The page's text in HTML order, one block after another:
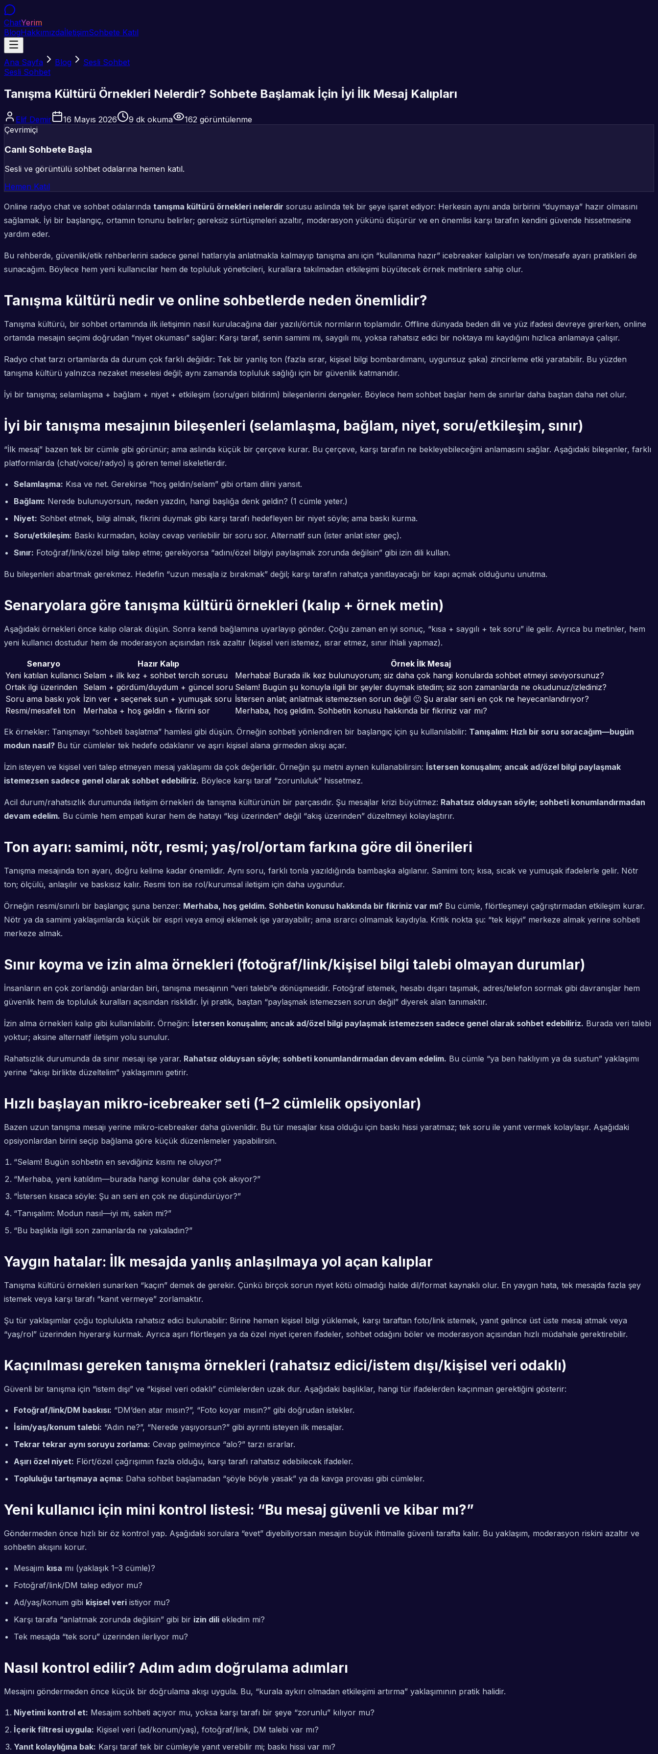
ChatYerim
BlogHakkımızdaİletişimSohbete Katıl
Ana Sayfa Blog
Sesli Sohbet
Sesli Sohbet
Tanışma Kültürü Örnekleri Nelerdir? Sohbete Başlamak İçin İyi İlk Mesaj Kalıpları
Elif Demir 16 Mayıs 2026 9 dk okuma 162 görüntülenme
Çevrimiçi
Canlı Sohbete Başla
Sesli ve görüntülü sohbet odalarına hemen katıl.
Hemen Katıl
Online radyo chat ve sohbet odalarında tanışma kültürü örnekleri nelerdir sorusu aslında tek bir şeye işaret ediyor: Herkesin aynı anda birbirini “duymaya” hazır olmasını
sağlamak. İyi bir başlangıç, ortamın tonunu belirler; gereksiz sürtüşmeleri azaltır, moderasyon yükünü düşürür ve en önemlisi karşı tarafın kendini güvende hissetmesine
yardım eder.
Bu rehberde, güvenlik/etik rehberlerini sadece genel hatlarıyla anlatmakla kalmayıp tanışma anı için “kullanıma hazır” icebreaker kalıpları ve ton/mesafe ayarı pratikleri de
sunacağım. Böylece hem yeni kullanıcılar hem de topluluk yöneticileri, kurallara takılmadan etkileşimi büyütecek örnek metinlere sahip olur.
Tanışma kültürü nedir ve online sohbetlerde neden önemlidir?
Tanışma kültürü, bir sohbet ortamında ilk iletişimin nasıl kurulacağına dair yazılı/örtük normların toplamıdır. Offline dünyada beden dili ve yüz ifadesi devreye girerken, online
ortamda mesajın seçimi doğrudan “niyet okuması” sağlar: Karşı taraf, senin samimi mi, saygılı mı, yoksa rahatsız edici bir noktaya mı kaydığını hızlıca anlamaya çalışır.
Radyo chat tarzı ortamlarda da durum çok farklı değildir: Tek bir yanlış ton (fazla ısrar, kişisel bilgi bombardımanı, uygunsuz şaka) zincirleme etki yaratabilir. Bu yüzden
tanışma kültürü yalnızca nezaket meselesi değil; aynı zamanda topluluk sağlığı için bir güvenlik katmanıdır.
İyi bir tanışma; selamlaşma + bağlam + niyet + etkileşim (soru/geri bildirim) bileşenlerini dengeler. Böylece hem sohbet başlar hem de sınırlar daha baştan daha net olur.
İyi bir tanışma mesajının bileşenleri (selamlaşma, bağlam, niyet, soru/etkileşim, sınır)
“İlk mesaj” bazen tek bir cümle gibi görünür; ama aslında küçük bir çerçeve kurar. Bu çerçeve, karşı tarafın ne bekleyebileceğini anlamasını sağlar. Aşağıdaki bileşenler, farklı
platformlarda (chat/voice/radyo) iş gören temel iskeletlerdir.
Selamlaşma: Kısa ve net. Gerekirse “hoş geldin/selam” gibi ortam dilini yansıt.
Bağlam: Nerede bulunuyorsun, neden yazdın, hangi başlığa denk geldin? (1 cümle yeter.)
Niyet: Sohbet etmek, bilgi almak, fikrini duymak gibi karşı tarafı hedefleyen bir niyet söyle; ama baskı kurma.
Soru/etkileşim: Baskı kurmadan, kolay cevap verilebilir bir soru sor. Alternatif sun (ister anlat ister geç).
Sınır: Fotoğraf/link/özel bilgi talep etme; gerekiyorsa “adını/özel bilgiyi paylaşmak zorunda değilsin” gibi izin dili kullan.
Bu bileşenleri abartmak gerekmez. Hedefin “uzun mesajla iz bırakmak” değil; karşı tarafın rahatça yanıtlayacağı bir kapı açmak olduğunu unutma.
Senaryolara göre tanışma kültürü örnekleri (kalıp + örnek metin)
Aşağıdaki örnekleri önce kalıp olarak düşün. Sonra kendi bağlamına uyarlayıp gönder. Çoğu zaman en iyi sonuç, “kısa + saygılı + tek soru” ile gelir. Ayrıca bu metinler, hem
yeni kullanıcı dostudur hem de moderasyon açısından risk azaltır (kişisel veri istemez, ısrar etmez, sınır ihlali yapmaz).
Senaryo Hazır Kalıp
Örnek İlk Mesaj
Yeni katılan kullanıcı Selam + ilk kez + sohbet tercih sorusu
Merhaba! Burada ilk kez bulunuyorum; siz daha çok hangi konularda sohbet etmeyi seviyorsunuz?
Ortak ilgi üzerinden
Selam + gördüm/duydum + güncel soru Selam! Bugün şu konuyla ilgili bir şeyler duymak istedim; siz son zamanlarda ne okudunuz/izlediniz?
Soru ama baskı yok İzin ver + seçenek sun + yumuşak soru İstersen anlat; anlatmak istemezsen sorun değil 🙂 Şu aralar seni en çok ne heyecanlandırıyor?
Resmi/mesafeli ton
Merhaba + hoş geldin + fikrini sor Merhaba, hoş geldim. Sohbetin konusu hakkında bir fikriniz var mı?
Ek örnekler: Tanışmayı “sohbeti başlatma” hamlesi gibi düşün. Örneğin sohbeti yönlendiren bir başlangıç için şu kullanılabilir: Tanışalım: Hızlı bir soru soracağım—bugün
modun nasıl? Bu tür cümleler tek hedefe odaklanır ve aşırı kişisel alana girmeden akışı açar.
İzin isteyen ve kişisel veri talep etmeyen mesaj yaklaşımı da çok değerlidir. Örneğin şu metni aynen kullanabilirsin: İstersen konuşalım; ancak ad/özel bilgi paylaşmak
istemezsen sadece genel olarak sohbet edebiliriz. Böylece karşı taraf “zorunluluk” hissetmez.
Acil durum/rahatsızlık durumunda iletişim örnekleri de tanışma kültürünün bir parçasıdır. Şu mesajlar krizi büyütmez: Rahatsız olduysan söyle; sohbeti konumlandırmadan
devam edelim. Bu cümle hem empati kurar hem de hatayı “kişi üzerinden” değil “akış üzerinden” düzeltmeyi kolaylaştırır.
Ton ayarı: samimi, nötr, resmi; yaş/rol/ortam farkına göre dil önerileri
Tanışma mesajında ton ayarı, doğru kelime kadar önemlidir. Aynı soru, farklı tonla yazıldığında bambaşka algılanır. Samimi ton; kısa, sıcak ve yumuşak ifadelerle gelir. Nötr
ton; ölçülü, anlaşılır ve baskısız kalır. Resmi ton ise rol/kurumsal iletişim için daha uygundur.
Örneğin resmi/sınırlı bir başlangıç şuna benzer: Merhaba, hoş geldim. Sohbetin konusu hakkında bir fikriniz var mı? Bu cümle, flörtleşmeyi çağrıştırmadan etkileşim kurar.
Nötr ya da samimi yaklaşımlarda küçük bir espri veya emoji eklemek işe yarayabilir; ama ısrarcı olmamak kaydıyla. Kritik nokta şu: “tek kişiyi” merkeze almak yerine sohbeti
merkeze almak.
Sınır koyma ve izin alma örnekleri (fotoğraf/link/kişisel bilgi talebi olmayan durumlar)
İnsanların en çok zorlandığı anlardan biri, tanışma mesajının “veri talebi”e dönüşmesidir. Fotoğraf istemek, hesabı dışarı taşımak, adres/telefon sormak gibi davranışlar hem
güvenlik hem de topluluk kuralları açısından risklidir. İyi pratik, baştan “paylaşmak istemezsen sorun değil” diyerek alan tanımaktır.
İzin alma örnekleri kalıp gibi kullanılabilir. Örneğin: İstersen konuşalım; ancak ad/özel bilgi paylaşmak istemezsen sadece genel olarak sohbet edebiliriz. Burada veri talebi
yoktur; aksine alternatif iletişim yolu sunulur.
Rahatsızlık durumunda da sınır mesajı işe yarar. Rahatsız olduysan söyle; sohbeti konumlandırmadan devam edelim. Bu cümle “ya ben haklıyım ya da sustun” yaklaşımı
yerine “akışı birlikte düzeltelim” yaklaşımını getirir.
Hızlı başlayan mikro-icebreaker seti (1–2 cümlelik opsiyonlar)
Bazen uzun tanışma mesajı yerine mikro-icebreaker daha güvenlidir. Bu tür mesajlar kısa olduğu için baskı hissi yaratmaz; tek soru ile yanıt vermek kolaylaşır. Aşağıdaki
opsiyonlardan birini seçip bağlama göre küçük düzenlemeler yapabilirsin.
“Selam! Bugün sohbetin en sevdiğiniz kısmı ne oluyor?”
“Merhaba, yeni katıldım—burada hangi konular daha çok akıyor?”
“İstersen kısaca söyle: Şu an seni en çok ne düşündürüyor?”
“Tanışalım: Modun nasıl—iyi mi, sakin mi?”
“Bu başlıkla ilgili son zamanlarda ne yakaladın?”
Yaygın hatalar: İlk mesajda yanlış anlaşılmaya yol açan kalıplar
Tanışma kültürü örnekleri sunarken “kaçın” demek de gerekir. Çünkü birçok sorun niyet kötü olmadığı halde dil/format kaynaklı olur. En yaygın hata, tek mesajda fazla şey
istemek veya karşı tarafı “kanıt vermeye” zorlamaktır.
Şu tür yaklaşımlar çoğu toplulukta rahatsız edici bulunabilir: Birine hemen kişisel bilgi yüklemek, karşı taraftan foto/link istemek, yanıt gelince üst üste mesaj atmak veya
“yaş/rol” üzerinden hiyerarşi kurmak. Ayrıca aşırı flörtleşen ya da özel niyet içeren ifadeler, sohbet odağını böler ve moderasyon açısından hızlı müdahale gerektirebilir.
Kaçınılması gereken tanışma örnekleri (rahatsız edici/istem dışı/kişisel veri odaklı)
Güvenli bir tanışma için “istem dışı” ve “kişisel veri odaklı” cümlelerden uzak dur. Aşağıdaki başlıklar, hangi tür ifadelerden kaçınman gerektiğini gösterir:
Fotoğraf/link/DM baskısı: “DM’den atar mısın?”, “Foto koyar mısın?” gibi doğrudan istekler.
İsim/yaş/konum talebi: “Adın ne?”, “Nerede yaşıyorsun?” gibi ayrıntı isteyen ilk mesajlar.
Tekrar tekrar aynı soruyu zorlama: Cevap gelmeyince “alo?” tarzı ısrarlar.
Aşırı özel niyet: Flört/özel çağrışımın fazla olduğu, karşı tarafı rahatsız edebilecek ifadeler.
Topluluğu tartışmaya açma: Daha sohbet başlamadan “şöyle böyle yasak” ya da kavga provası gibi cümleler.
Yeni kullanıcı için mini kontrol listesi: “Bu mesaj güvenli ve kibar mı?”
Göndermeden önce hızlı bir öz kontrol yap. Aşağıdaki sorulara “evet” diyebiliyorsan mesajın büyük ihtimalle güvenli tarafta kalır. Bu yaklaşım, moderasyon riskini azaltır ve
sohbetin akışını korur.
Mesajım kısa mı (yaklaşık 1–3 cümle)?
Fotoğraf/link/DM talep ediyor mu?
Ad/yaş/konum gibi kişisel veri istiyor mu?
Karşı tarafa “anlatmak zorunda değilsin” gibi bir izin dili ekledim mi?
Tek mesajda “tek soru” üzerinden ilerliyor mu?
Nasıl kontrol edilir? Adım adım doğrulama adımları
Mesajını göndermeden önce küçük bir doğrulama akışı uygula. Bu, “kurala aykırı olmadan etkileşimi artırma” yaklaşımının pratik halidir.
Niyetimi kontrol et: Mesajım sohbeti açıyor mu, yoksa karşı tarafı bir şeye “zorunlu” kılıyor mu?
İçerik filtresi uygula: Kişisel veri (ad/konum/yaş), fotoğraf/link, DM talebi var mı?
Yanıt kolaylığına bak: Karşı taraf tek bir cümleyle yanıt verebilir mi; baskı hissi var mı?